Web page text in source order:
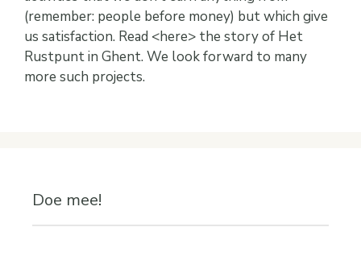
(remember: people before money) but which give
us satisfaction. Read <here> the story of Het
Rustpunt in Ghent. We look forward to many
more such projects.
Doe mee!